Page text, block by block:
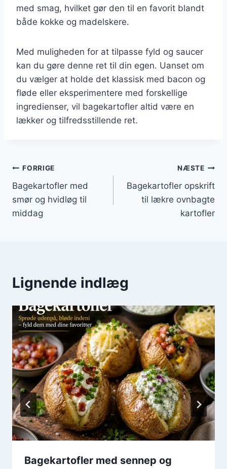
med smag, hvilket gør den til en favorit blandt
både kokke og madelskere.
Med muligheden for at tilpasse fyld og saucer
kan du gøre denne ret til din egen. Uanset om
du vælger at holde det klassisk med bacon og
fløde eller eksperimentere med forskellige
ingredienser, vil bagekartofler altid være en
lækker og tilfredsstillende ret.
Indlægsnavigation
FORRIGE
Bagekartofler med
smør og hvidløg til
middag
NÆSTE
Bagekartofler opskrift
til lækre ovnbagte
kartofler
Lignende indlæg
Bagekartofler med sennep og